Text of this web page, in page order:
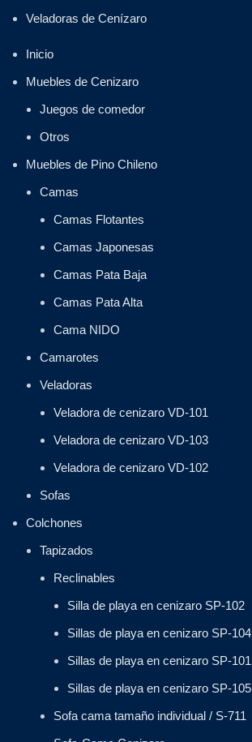
Veladoras de Cenízaro
Inicio
Muebles de Cenizaro
Juegos de comedor
Otros
Muebles de Pino Chileno
Camas
Camas Flotantes
Camas Japonesas
Camas Pata Baja
Camas Pata Alta
Cama NIDO
Camarotes
Veladoras
Veladora de cenizaro VD-101
Veladora de cenizaro VD-103
Veladora de cenizaro VD-102
Sofas
Colchones
Tapizados
Reclinables
Silla de playa en cenizaro SP-102
Sillas de playa en cenizaro SP-104
Sillas de playa en cenizaro SP-101
Sillas de playa en cenizaro SP-105
Sofa cama tamaño individual / S-711